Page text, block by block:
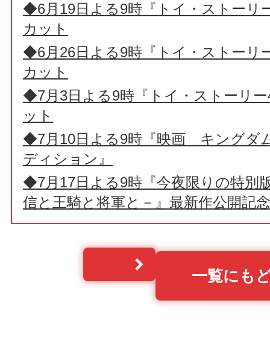
◆6月19日よる9時『トイ・ストーリ
カット
◆6月26日よる9時『トイ・ストーリ
カット
◆7月3日よる9時『トイ・ストーリ
ット
◆7月10日よる9時『映画 キングダ
ディション』
◆7月17日よる9時『今夜限りの特別
信と王騎と将軍と－』最新作公開記
一覧にも